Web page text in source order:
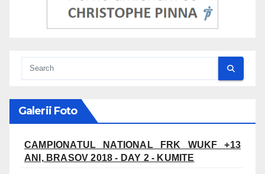
Galerii Foto
CAMPIONATUL NATIONAL FRK WUKF +13
ANI, BRASOV 2018 - DAY 2 - KUMITE